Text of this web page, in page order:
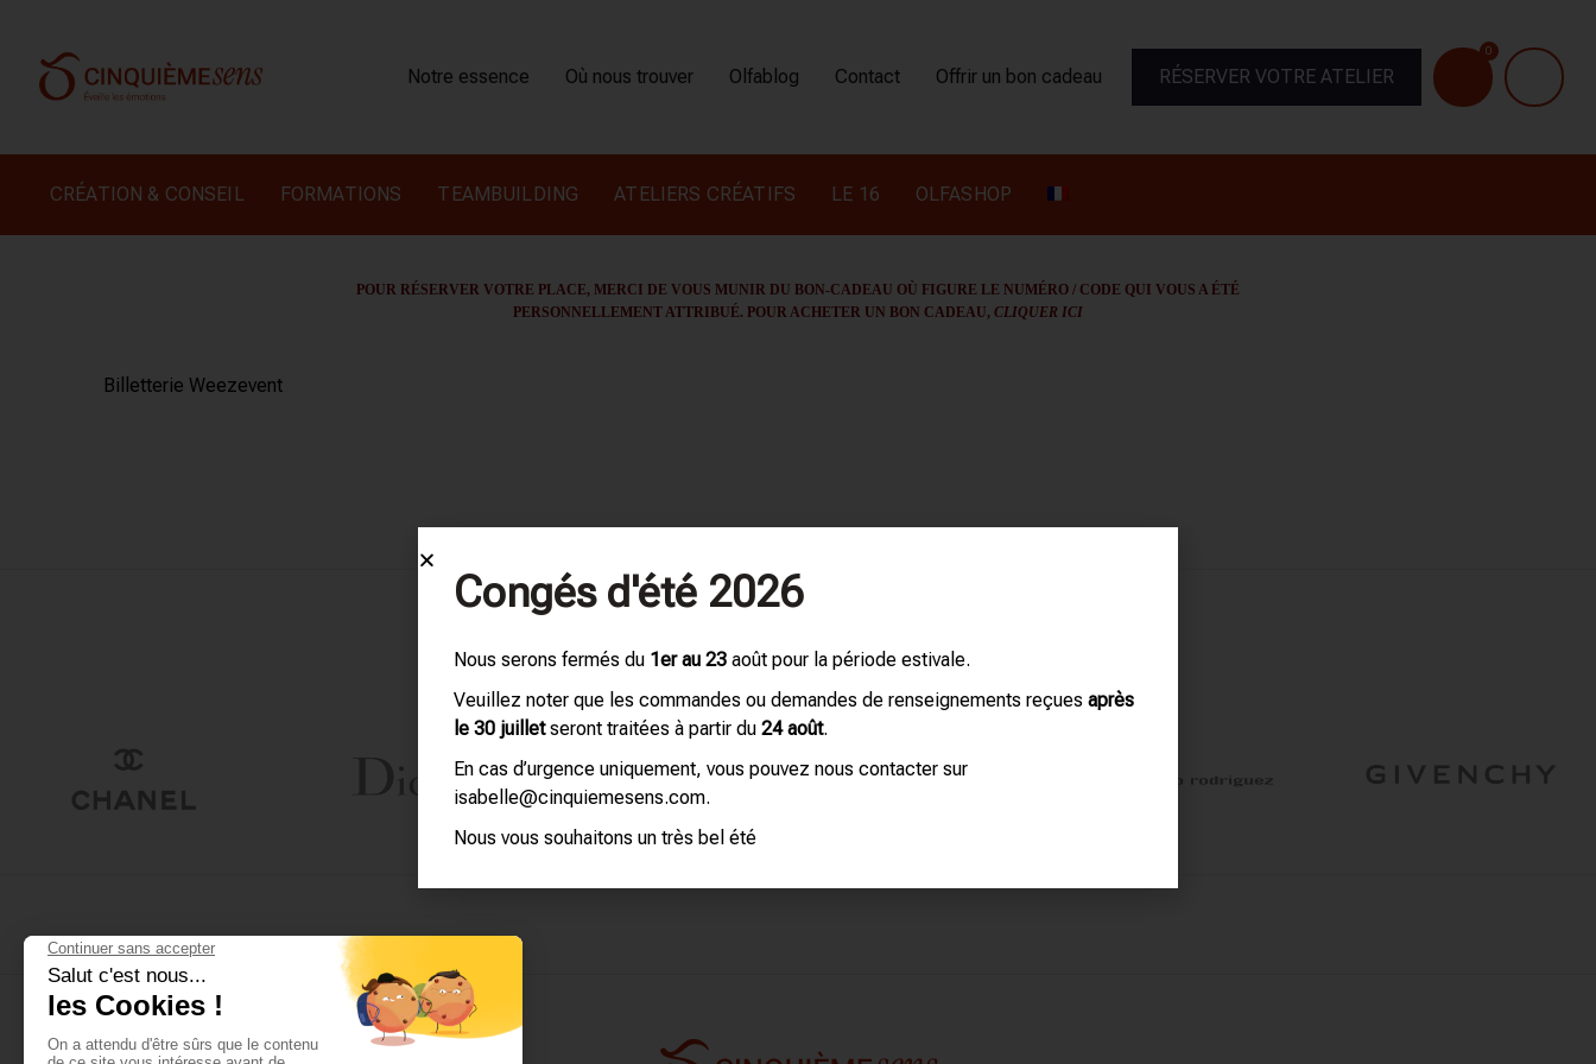
Notre essence Où nous trouver Olfablog Contact Offrir un bon cadeau RÉSERVER VOTRE ATELIER
0
CRÉATION & CONSEIL FORMATIONS TEAMBUILDING ATELIERS CRÉATIFS LE 16 OLFASHOP
POUR RÉSERVER VOTRE PLACE, MERCI DE VOUS MUNIR DU BON-CADEAU OÙ FIGURE LE NUMÉRO / CODE QUI VOUS A ÉTÉ
PERSONNELLEMENT ATTRIBUÉ. POUR ACHETER UN BON CADEAU, CLIQUER ICI
Billetterie Weezevent
Ils nous fontconfiance
Congés d'été 2026
Nous serons fermés du 1er au 23 août pour la période estivale.
Veuillez noter que les commandes ou demandes de renseignements reçues après
le 30 juilletseront traitées à partir du 24 août.
En cas d’urgence uniquement, vous pouvez nous contacter sur
isabelle@cinquiemesens.com.
Nous vous souhaitons un très bel été